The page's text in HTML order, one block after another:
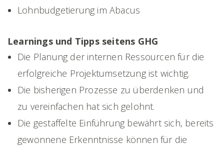
Lohnbudgetierung im Abacus
Learnings und Tipps seitens GHG
Die Planung der internen Ressourcen für die
erfolgreiche Projektumsetzung ist wichtig.
Die bisherigen Prozesse zu überdenken und
zu vereinfachen hat sich gelohnt.
Die gestaffelte Einführung bewährt sich, bereits
gewonnene Erkenntnisse können für die